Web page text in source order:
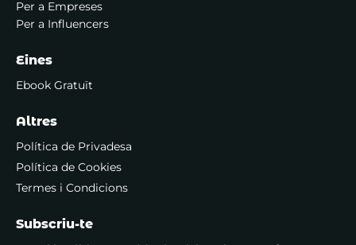
Per a Empreses
Per a Influencers
Eines
Ebook Gratuït
Altres
Política de Privadesa
Política de Cookies
Termes i Condicions
Subscriu-te